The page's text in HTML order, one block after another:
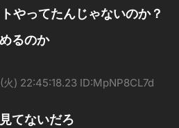
やってたんじゃないのか？
るのか
) 22:45:18.23 ID:MpNP8CL7d
てないだろ